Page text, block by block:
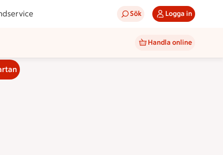
Sök Logga in
Handla online